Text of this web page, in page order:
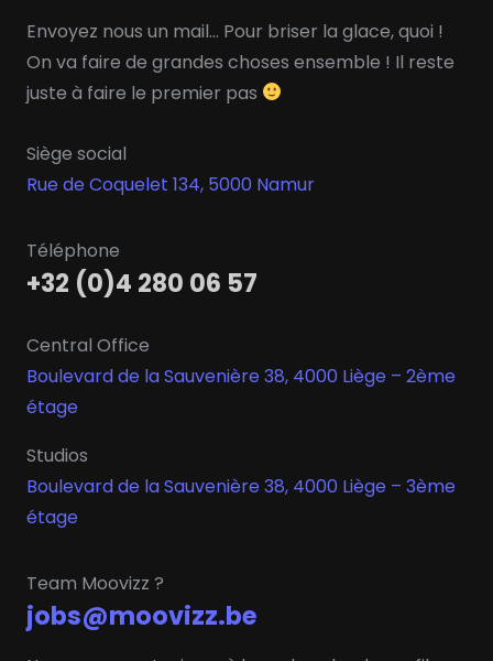
Envoyez nous un mail… Pour briser la glace, quoi !
On va faire de grandes choses ensemble ! Il reste
juste à faire le premier pas
Siège social
Rue de Coquelet 134, 5000 Namur
Téléphone
+32 (0)4 280 06 57
Central Office
Boulevard de la Sauvenière 38, 4000 Liège – 2ème
étage
Studios
Boulevard de la Sauvenière 38, 4000 Liège – 3ème
étage
Team Moovizz ?
jobs@moovizz.be